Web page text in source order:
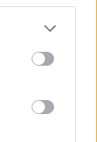
more Google
may click to
tags to
below Google
tāpēc tās
salātiem,
Patlaban